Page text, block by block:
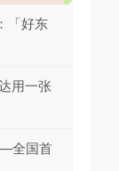
「好东
用一张
全国首